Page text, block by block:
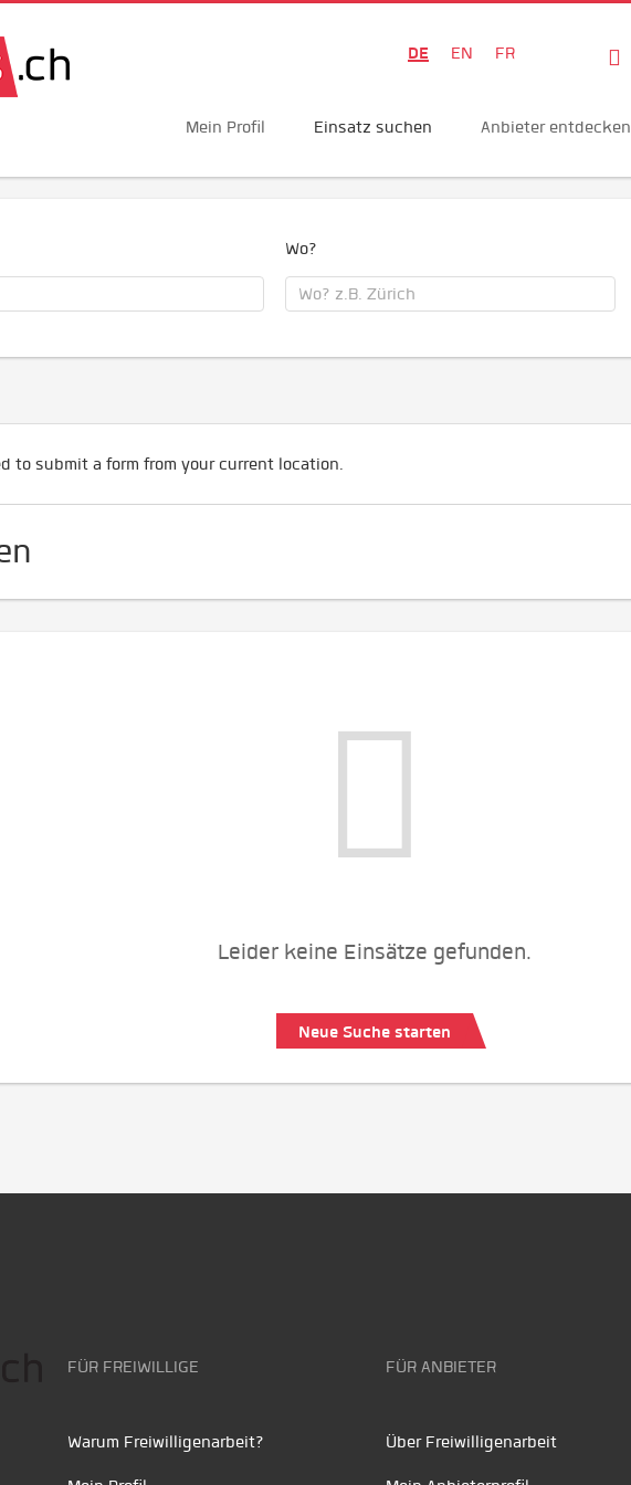
DE EN FR
Mein Profil Einsatz suchen Anbieter entdecken
Wo?
to submit a form from your current location.
Leider keine Einsätze gefunden.
Neue Suche starten
FÜR FREIWILLIGE
Warum Freiwilligenarbeit?
FÜR ANBIETER
Über Freiwilligenarbeit